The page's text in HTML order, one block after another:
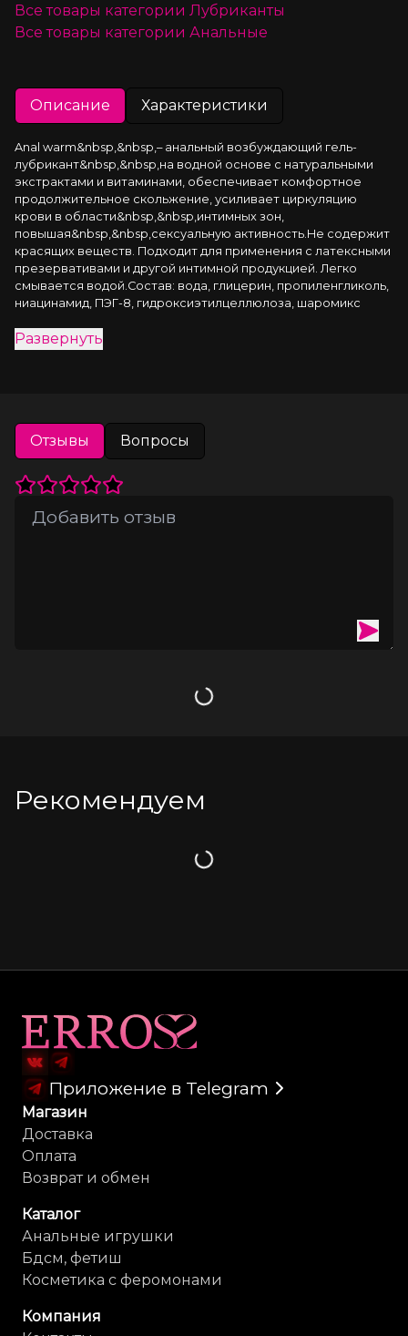
Все товары категории Лубриканты
Все товары категории Анальные
Описание Характеристики
Anal warm&nbsp,&nbsp,– анальный возбуждающий гель-
лубрикант&nbsp,&nbsp,на водной основе с натуральными
экстрактами и витаминами, обеспечивает комфортное
продолжительное скольжение, усиливает циркуляцию
крови в области&nbsp,&nbsp,интимных зон,
повышая&nbsp,&nbsp,сексуальную активность.Не содержит
красящих веществ. Подходит для применения с латексными
презервативами и другой интимной продукцией. Легко
смывается водой.Состав: вода, глицерин, пропиленгликоль,
ниацинамид, ПЭГ-8, гидроксиэтилцеллюлоза, шаромикс
бергамота, масло тимьяна, экстракт имбиря.
Развернуть
Отзывы Вопросы
Загрузка
Рекомендуем
Загрузка
Приложение в Telegram
Магазин
Доставка
Оплата
Возврат и обмен
Каталог
Анальные игрушки
Бдсм, фетиш
Косметика с феромонами
Компания
Карта сайта